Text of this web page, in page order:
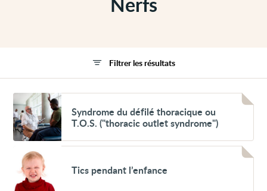
Voir
Syndrome
du
défilé
thoracique
T.O.S.
("thoracic
outlet
syndrome")
Syndrome du défilé thoracique ou
T.O.S. ("thoracic outlet syndrome")
Voir
Tics
pendant
l’enfance
Tics pendant l’enfance
Filtrer les résultats